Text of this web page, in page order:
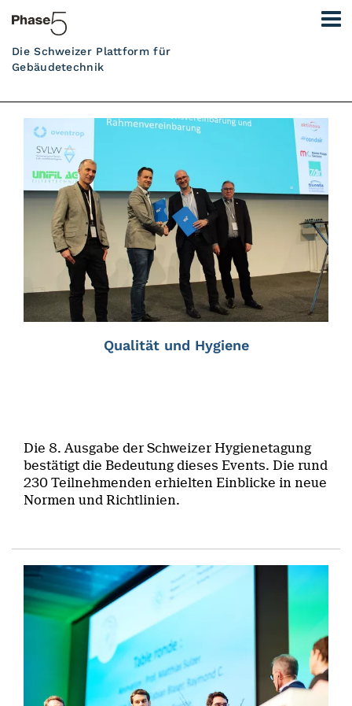
Die Schweizer Plattform für
Gebäudetechnik
Qualität und Hygiene
Die 8. Ausgabe der Schweizer Hygienetagung
bestätigt die Bedeutung dieses Events. Die rund
230 Teilnehmenden erhielten Einblicke in neue
Normen und Richtlinien.